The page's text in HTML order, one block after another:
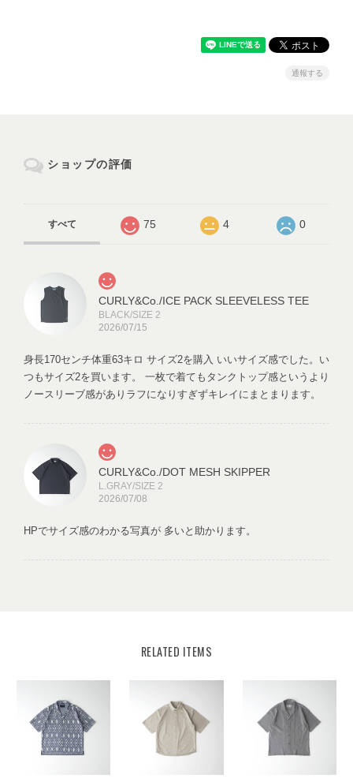
通報する
ショップの評価
すべて 75 4 0
CURLY&Co./ICE PACK SLEEVELESS TEE
BLACK/SIZE 2
2026/07/15
身長170センチ体重63キロ サイズ2を購入 いいサイズ感でした。い
つもサイズ2を買います。 一枚で着てもタンクトップ感というより
ノースリーブ感がありラフになりすぎずキレイにまとまります。
CURLY&Co./DOT MESH SKIPPER
L.GRAY/SIZE 2
2026/07/08
HPでサイズ感のわかる写真が 多いと助かります。
CURLY&Co./MOLLE YARN TWILL KNIT P/O
IVORY/SIZE 2
RELATED ITEMS